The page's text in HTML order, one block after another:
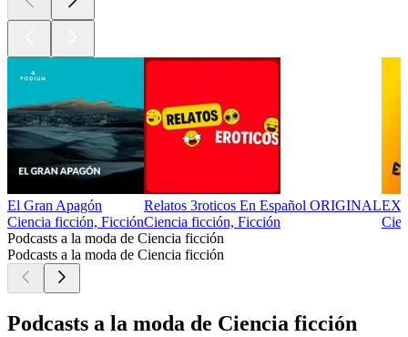
El Gran Apagón
Ciencia ficción, Ficción
Relatos 3roticos En Español ORIGINAL
Ciencia ficción, Ficción
Podcasts a la moda de Ciencia ficción
Podcasts a la moda de Ciencia ficción
Podcasts a la moda de Ciencia ficción